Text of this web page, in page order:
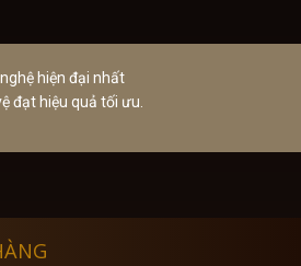
hiện đại nhất
đạt hiệu quả tối ưu.